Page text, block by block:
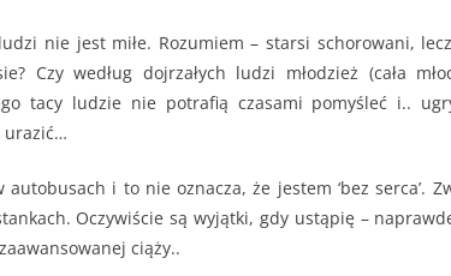
nie jest miłe. Rozumiem – starsi schorowani,
Czy według dojrzałych ludzi młodzież (cała
tacy ludzie nie potrafią czasami pomyśleć i..
urazić…
i to nie oznacza, że jestem ‘bez serca’.
Oczywiście są wyjątki, gdy ustąpię –
ciąży..